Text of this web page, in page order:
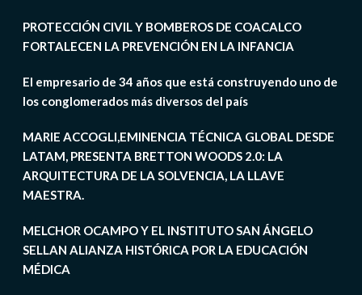
PROTECCIÓN CIVIL Y BOMBEROS DE COACALCO
FORTALECEN LA PREVENCIÓN EN LA INFANCIA
El empresario de 34 años que está construyendo uno de
los conglomerados más diversos del país
MARIE ACCOGLI,EMINENCIA TÉCNICA GLOBAL DESDE
LATAM, PRESENTA BRETTON WOODS 2.0: LA
ARQUITECTURA DE LA SOLVENCIA, LA LLAVE
MAESTRA.
MELCHOR OCAMPO Y EL INSTITUTO SAN ÁNGELO
SELLAN ALIANZA HISTÓRICA POR LA EDUCACIÓN
MÉDICA